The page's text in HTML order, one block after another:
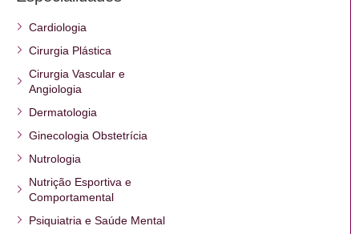
Cardiologia
Cirurgia Plástica
Cirurgia Vascular e
Angiologia
Dermatologia
Ginecologia Obstetrícia
Nutrologia
Nutrição Esportiva e
Comportamental
Psiquiatria e Saúde Mental